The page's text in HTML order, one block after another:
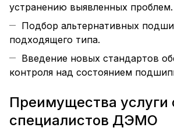
устранению выявленных проблем.
Подбор альтернативных
подходящего типа.
Введение новых стандартов
контроля над состоянием
Преимущества услуги
специалистов ДЭМО